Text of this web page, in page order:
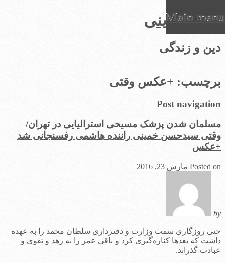
عرفان دینی
دین و زندگی
Main menu
to
content
برچسب: +عکس وقتی
Post navigation
مسلمان شدن پزشک مسیحی استرالیایی در تهران/
وقتی سیدحسن خمینی راننده هاشمی رفسنجانی شد
+عکس
Posted on مارس 23, 2016
by
حتی روزگاری سمت وزارت و دفترداری سلطان محمد را به عهده
داشت که بعدها کناره‌گیری کرد و باقی عمر را به زهد و تقوی و
عبادت گذراند.